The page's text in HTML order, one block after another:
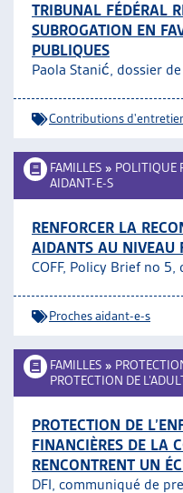
TRIBUNAL FÉDÉRAL
SUBROGATION EN
PUBLIQUES
Paola Stanić, dossier
Contributions
FAMILLES » POLITIQUE
AIDANT-E-S
RENFORCER LA
AIDANTS AU NIVEAU
COFF, Policy Brief no 5,
Proches aidant-e-s
FAMILLES »
PROTECTION DE
PROTECTION DE
FINANCIÈRES DE LA
RENCONTRENT UN
DFI, communiqué de